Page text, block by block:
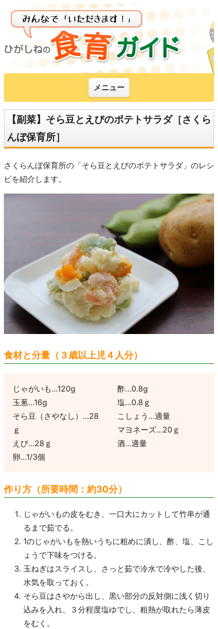
メニュー
【副菜】そら豆とえびのポテトサラダ［さくら
んぼ保育所］
さくらんぼ保育所の「そら豆とえびのポテトサラダ」のレシ
ピを紹介します。
食材と分量（３歳以上児４人分）
じゃがいも…120g
玉葱…16g
そら豆（さやなし）…28
ｇ
えび…28ｇ
卵…1/3個
酢…0.8g
塩…0.8ｇ
こしょう…適量
マヨネーズ…20ｇ
酒…適量
作り方（所要時間：約30分）
じゃがいもの皮をむき、一口大にカットして竹串が通
るまで茹でる。
1のじゃがいもを熱いうちに粗めに潰し、酢、塩、こし
ょうで下味をつける。
玉ねぎはスライスし、さっと茹で冷水で冷やした後、
水気を取っておく。
そら豆はさやから出し、黒い部分の反対側に浅く切り
込みを入れ、３分程度塩ゆでし、粗熱が取れたら薄皮
をむく。